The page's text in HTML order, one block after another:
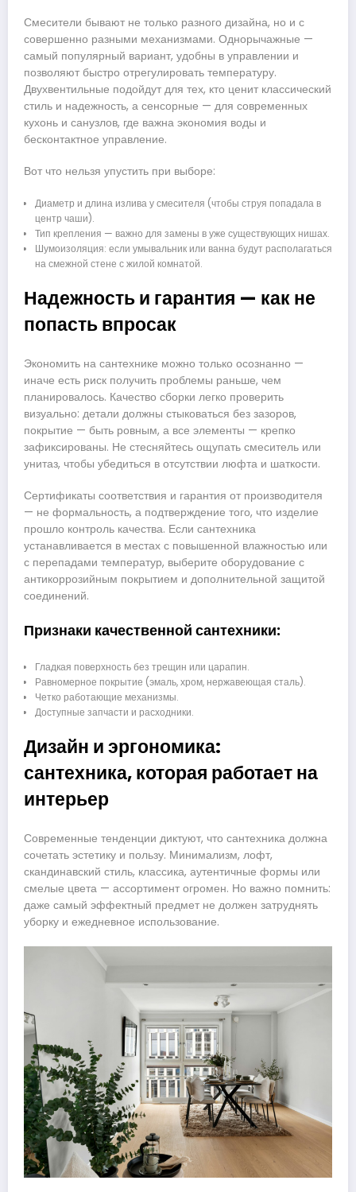
Смесители бывают не только разного дизайна, но и с
совершенно разными механизмами. Однорычажные —
самый популярный вариант, удобны в управлении и
позволяют быстро отрегулировать температуру.
Двухвентильные подойдут для тех, кто ценит классический
стиль и надежность, а сенсорные — для современных
кухонь и санузлов, где важна экономия воды и
бесконтактное управление.
Вот что нельзя упустить при выборе:
Диаметр и длина излива у смесителя (чтобы струя попадала в
центр чаши).
Тип крепления — важно для замены в уже существующих нишах.
Шумоизоляция: если умывальник или ванна будут располагаться
на смежной стене с жилой комнатой.
Надежность и гарантия — как не
попасть впросак
Экономить на сантехнике можно только осознанно —
иначе есть риск получить проблемы раньше, чем
планировалось. Качество сборки легко проверить
визуально: детали должны стыковаться без зазоров,
покрытие — быть ровным, а все элементы — крепко
зафиксированы. Не стесняйтесь ощупать смеситель или
унитаз, чтобы убедиться в отсутствии люфта и шаткости.
Сертификаты соответствия и гарантия от производителя
— не формальность, а подтверждение того, что изделие
прошло контроль качества. Если сантехника
устанавливается в местах с повышенной влажностью или
с перепадами температур, выберите оборудование с
антикоррозийным покрытием и дополнительной защитой
соединений.
Признаки качественной сантехники:
Гладкая поверхность без трещин или царапин.
Равномерное покрытие (эмаль, хром, нержавеющая сталь).
Четко работающие механизмы.
Доступные запчасти и расходники.
Дизайн и эргономика:
сантехника, которая работает на
интерьер
Современные тенденции диктуют, что сантехника должна
сочетать эстетику и пользу. Минимализм, лофт,
скандинавский стиль, классика, аутентичные формы или
смелые цвета — ассортимент огромен. Но важно помнить:
даже самый эффектный предмет не должен затруднять
уборку и ежедневное использование.